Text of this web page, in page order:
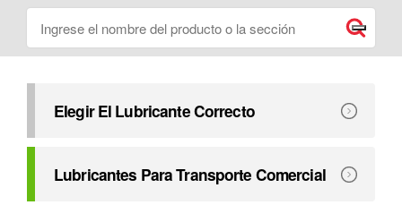
Submit
Buscar
Elegir El Lubricante Correcto
Este catálogo se compiló con el fin de ayudarlo a
Lubricantes Para Transporte Comercial
Superamos las exigencias de rendimiento de los